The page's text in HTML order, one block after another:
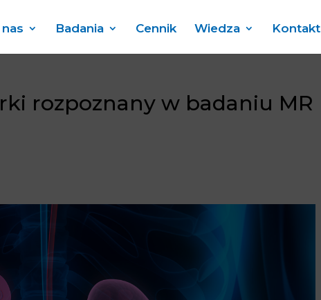
Badania Cennik Wiedza Kontakt
rozpoznany w badaniu MR